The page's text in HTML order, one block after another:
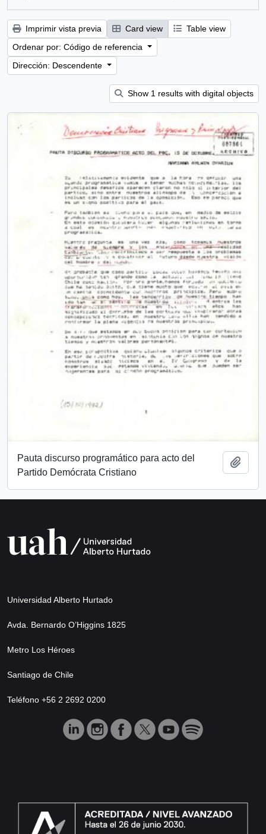
Imprimir vista previa Card view
Table view
Ordenar por: Código de referencia
Dirección: Descendente
Show 1 results with digital objects
Pauta discurso programático para acto del
Partido Demócrata Cristiano
Universidad Alberto Hurtado
Avda. Bernardo O’Higgins 1825
Metro Los Héroes
Santiago de Chile
Teléfono +56 2 2692 0200